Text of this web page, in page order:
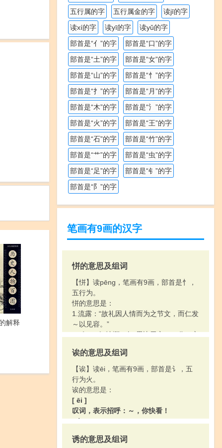
解释
五行属的字
五行属金的字
读jī的字
读xí的字
读yī的字
读yǔ的字
部首是“亻”的字
部首是“口”的字
部首是“土”的字
部首是“女”的字
部首是“山”的字
部首是“忄”的字
部首是“扌”的字
部首是“月”的字
部首是“木”的字
部首是“氵”的字
部首是“火”的字
部首是“王”的字
部首是“石”的字
部首是“竹”的字
部首是“艹”的字
部首是“虫”的字
部首是“足”的字
部首是“钅”的字
部首是“阝”的字
笔画有9画的汉字
恲的意思及组词
【恲】读pēng，笔画有9画，部首是忄，
五行为。
恲的意思是：
1.流露：“故礼因人情而为之节文，而仁发
～以见容。”
2.〔～～〕慷慨，如“思比干之～～兮，哀
3.烦闷。
诶的意思及组词
【诶】读ēi，笔画有9画，部首是讠，五
行为火。
诶的意思是：
[ ēi ]
叹词，表示招呼：～，你快看！
[ éi ]
[ ěi ]
诱的意思及组词